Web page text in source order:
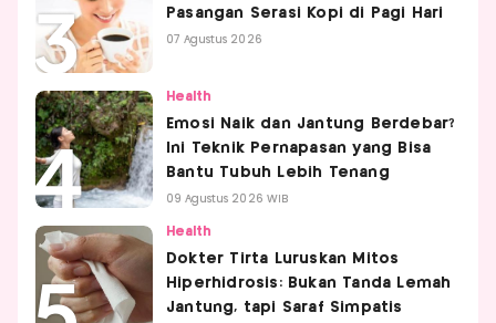
Pasangan Serasi Kopi di Pagi Hari
07 Agustus 2026
Health
Emosi Naik dan Jantung Berdebar?
Ini Teknik Pernapasan yang Bisa
Bantu Tubuh Lebih Tenang
09 Agustus 2026 WIB
Health
Dokter Tirta Luruskan Mitos
Hiperhidrosis: Bukan Tanda Lemah
Jantung, tapi Saraf Simpatis